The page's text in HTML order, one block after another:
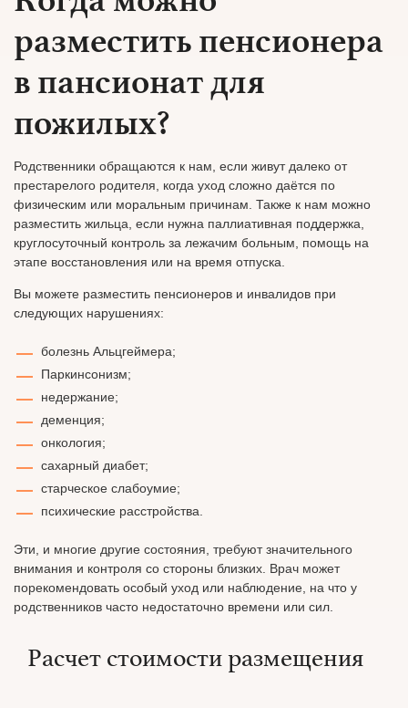
разместить пенсионера
в пансионат для
пожилых?
Родственники обращаются к нам, если живут далеко от
престарелого родителя, когда уход сложно даётся по
физическим или моральным причинам. Также к нам можно
разместить жильца, если нужна паллиативная поддержка,
круглосуточный контроль за лежачим больным, помощь на
этапе восстановления или на время отпуска.
Вы можете разместить пенсионеров и инвалидов при
следующих нарушениях:
болезнь Альцгеймера;
Паркинсонизм;
недержание;
деменция;
онкология;
сахарный диабет;
старческое слабоумие;
психические расстройства.
Эти, и многие другие состояния, требуют значительного
внимания и контроля со стороны близких. Врач может
порекомендовать особый уход или наблюдение, на что у
родственников часто недостаточно времени или сил.
Расчет стоимости размещения